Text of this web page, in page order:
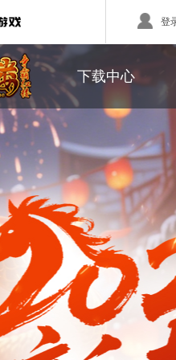
登
【醉八仙】新派回合制
八仙过海故事背景
【北欧
客服中心
特色游戏
勇士无双
下载中心